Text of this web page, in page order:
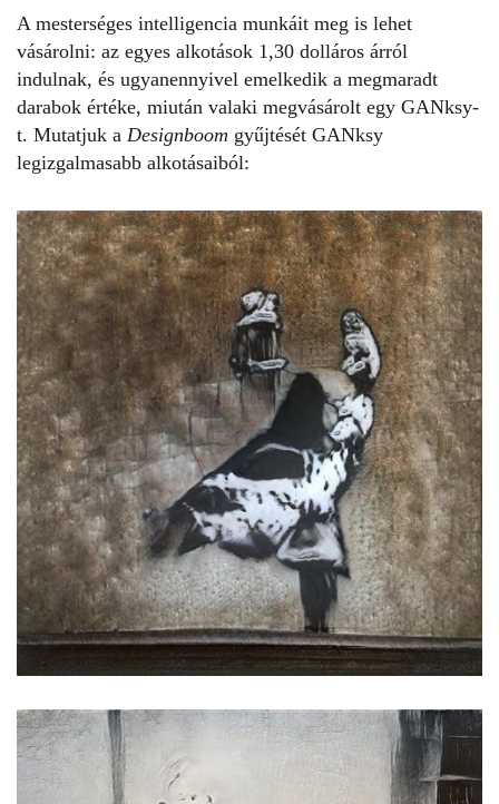
A mesterséges intelligencia munkáit meg is lehet
vásárolni: az egyes alkotások 1,30 dolláros árról
indulnak, és ugyanennyivel emelkedik a megmaradt
darabok értéke, miután valaki megvásárolt egy GANksy-
t. Mutatjuk a Designboom gyűjtését GANksy
legizgalmasabb alkotásaiból: